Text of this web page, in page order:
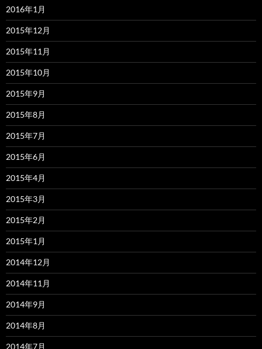
2016年1月
2015年12月
2015年11月
2015年10月
2015年9月
2015年8月
2015年7月
2015年6月
2015年4月
2015年3月
2015年2月
2015年1月
2014年12月
2014年11月
2014年9月
2014年8月
2014年7月